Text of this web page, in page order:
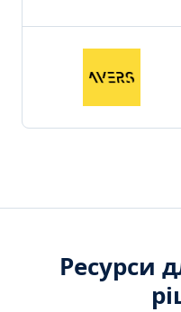
Ресурси